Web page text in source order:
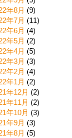
年8月 (9)
年7月 (11)
年6月 (4)
年5月 (2)
年4月 (5)
年3月 (3)
年2月 (4)
年1月 (2)
年12月 (2)
年11月 (2)
年10月 (3)
年9月 (3)
年8月 (5)